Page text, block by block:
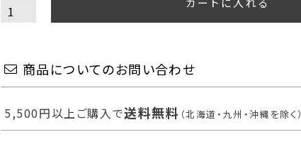
商品についてのお問い合わせ
5,500円以上ご購入で送料無料 （北海道・九州・沖縄を除く）